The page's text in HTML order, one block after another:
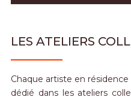
LES ATELIERS
Chaque artiste en
dédié dans les ateliers